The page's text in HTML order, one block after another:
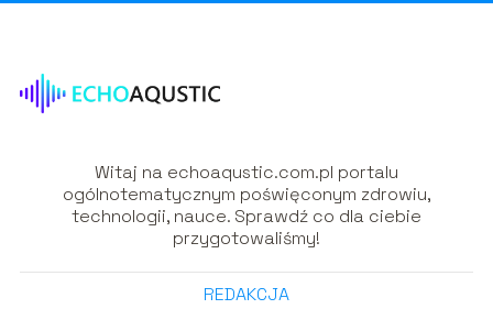
Witaj na echoaqustic.com.pl portalu
ogólnotematycznym poświęconym zdrowiu,
technologii, nauce. Sprawdź co dla ciebie
przygotowaliśmy!
REDAKCJA